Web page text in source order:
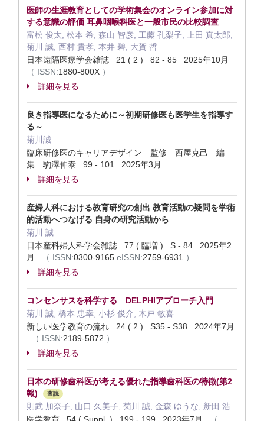
医師の生涯教育としての学術集会のオンライン参加に対
する意識の評価 耳鼻咽喉科医と一般市民の比較調査
富松 俊太, 松本 希, 森山 智彦, 工藤 孔梨子, 上田 真太郎,
菊川 誠, 西村 貴孝, 本井 碧, 大賀 哲
日本遠隔医療学会雑誌 21 ( 2 ) 82 - 85 2025年10月
（ ISSN:1880-800X ）
詳細を見る
良き指導医になるために～初期研修医も医学生を指導す
る～
菊川誠
臨床研修医のキャリアデザイン 監修 西屋克己 編
集 駒澤伸泰 99 - 101 2025年3月
詳細を見る
産婦人科における教育研究の創出 教育活動の疑問を学術
的活動へつなげる 自身の研究活動から
菊川 誠
日本産科婦人科学会雑誌 77 ( 臨増 ) S - 84 2025年2
月
（ ISSN:0300-9165 eISSN:2759-6931 ）
詳細を見る
コンセンサスを科学する DELPHIアプローチ入門
菊川 誠, 橋本 忠幸, 小杉 俊介, 木戸 敏喜
新しい医学教育の流れ 24 ( 2 ) S35 - S38 2024年7月
（ ISSN:2189-5872 ）
詳細を見る
日本の研修歯科医が考える優れた指導歯科医の特徴(第2
報)
査読
則武 加奈子, 山口 久美子, 菊川 誠, 金森 ゆうな, 新田 浩